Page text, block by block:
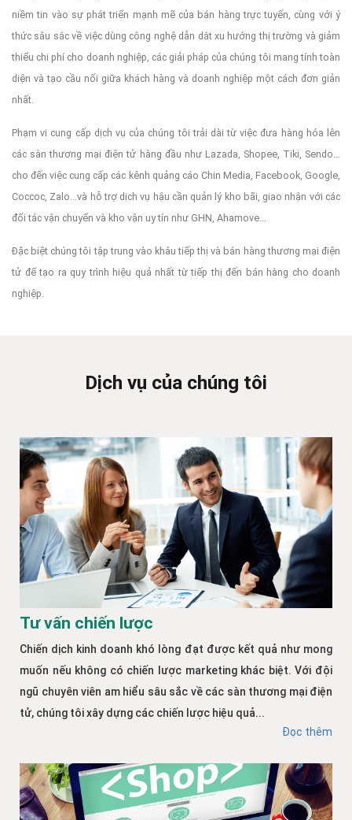
niềm tin vào sự phát triển mạnh mẽ của bán hàng trực tuyến, cùng với ý
thức sâu sắc về việc dùng công nghệ dẫn dắt xu hướng thị trường và giảm
thiểu chi phí cho doanh nghiệp, các giải pháp của chúng tôi mang tính toàn
diện và tạo cầu nối giữa khách hàng và doanh nghiệp một cách đơn giản
nhất.
Phạm vi cung cấp dịch vụ của chúng tôi trải dài từ việc đưa hàng hóa lên
các sàn thương mại điện tử hàng đầu như Lazada, Shopee, Tiki, Sendo...
cho đến việc cung cấp các kênh quảng cáo Chin Media, Facebook, Google,
Coccoc, Zalo...và hỗ trợ dịch vụ hậu cần quản lý kho bãi, giao nhận với các
đối tác vận chuyển và kho vận uy tín như GHN, Ahamove...
Đặc biệt chúng tôi tập trung vào khâu tiếp thị và bán hàng thương mại điện
tử để tạo ra quy trình hiệu quả nhất từ tiếp thị đến bán hàng cho doanh
nghiệp.
Dịch vụ của chúng tôi
Tư vấn chiến lược
Chiến dịch kinh doanh khó lòng đạt được kết quả như mong
muốn nếu không có chiến lược marketing khác biệt. Với đội
ngũ chuyên viên am hiểu sâu sắc về các sàn thương mại điện
tử, chúng tôi xây dựng các chiến lược hiệu quả...
Đọc thêm